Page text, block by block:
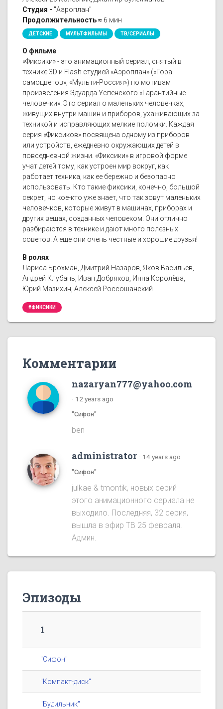
Студия - "Аэроплан"
Продолжительность ≈ 6 мин
ДЕТСКИЕ МУЛЬТФИЛЬМЫ ТВ/СЕРИАЛЫ
О фильме
«Фиксики» - это анимационный сериал, снятый в
технике 3D и Flash студией «Аэроплан» («Гора
самоцветов», «Мульти-Россия») по мотивам
произведения Эдуарда Успенского «Гарантийные
человечки». Это сериал о маленьких человечках,
живущих внутри машин и приборов, ухаживающих за
техникой и исправляющих мелкие поломки. Каждая
серия «Фиксиков» посвящена одному из приборов
или устройств, ежедневно окружающих детей в
повседневной жизни. «Фиксики» в игровой форме
учат детей тому, как устроен мир вокруг, как
работает техника, как ее бережно и безопасно
использовать. Кто такие фиксики, конечно, большой
секрет, но кое-кто уже знает, что так зовут маленьких
человечков, которые живут в машинах, приборах и
других вещах, созданных человеком. Они отлично
разбираются в технике и дают много полезных
советов. А еще они очень честные и хорошие друзья!
В ролях
Лариса Брохман, Дмитрий Назаров, Яков Васильев,
Андрей Клубань, Иван Добряков, Инна Королёва,
Юрий Мазихин, Алексей Россошанский
#ФИКСИКИ
Комментарии
nazaryan777@yahoo.com
· 12 years ago
"Сифон"
ben
administrator · 14 years ago
"Сифон"
julkae & tmontik, новых серий
этого анимационного сериала не
выходило. Последняя, 32 серия,
вышла в эфир ТВ 25 февраля.
Админ.
Эпизоды
1
"Сифон"
"Компакт-диск"
"Будильник"